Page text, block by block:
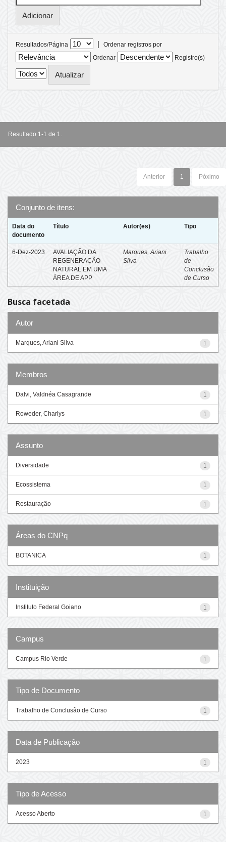
Resultados/Página |
Ordenar registros por
Ordenar
Registro(s)
Resultado 1-1 de 1.
Anterior 1 Póximo
Conjunto de itens:
Data do
documento
Título Autor(es) Tipo
6-Dez-2023
AVALIAÇÃO DA
REGENERAÇÃO
NATURAL EM UMA
ÁREA DE APP
Marques, Ariani
Silva
Trabalho
de
Conclusão
de Curso
Busca facetada
Autor
1
Marques, Ariani Silva
Membros
1
Dalvi, Valdnéa Casagrande
1
Roweder, Charlys
Assunto
1
Diversidade
1
Ecossistema
1
Restauração
Áreas do CNPq
1
BOTANICA
Instituição
1
Instituto Federal Goiano
Campus
1
Campus Rio Verde
Tipo de Documento
1
Trabalho de Conclusão de Curso
Data de Publicação
1
2023
Tipo de Acesso
1
Acesso Aberto